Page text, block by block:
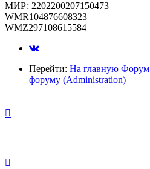
МИР: 2202200207150473
WMR104876608323
WMZ297108615584
Перейти: На главную Форум
форуму (Administration)